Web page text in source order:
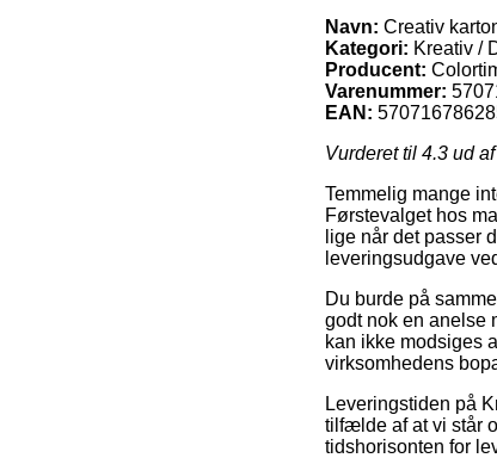
Navn: Creativ
Kategori: Kreativ /
Producent:
Varenummer:
EAN:
Vurderet til 4.3 ud
Temmelig mange
Førstevalget hos
lige når det passer
leveringsudgave
Du burde på
godt nok en anelse
kan ikke modsiges
virksomhedens
Leveringstiden på
tilfælde af at vi står
tidshorisonten for